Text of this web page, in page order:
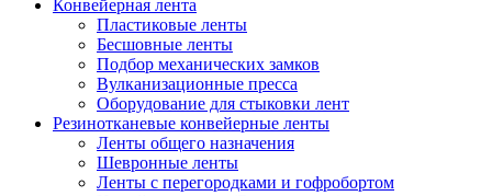
Конвейерная лента
Пластиковые ленты
Бесшовные ленты
Подбор механических замков
Вулканизационные пресса
Оборудование для стыковки лент
Резинотканевые конвейерные ленты
Ленты общего назначения
Шевронные ленты
Ленты с перегородками и гофробортом